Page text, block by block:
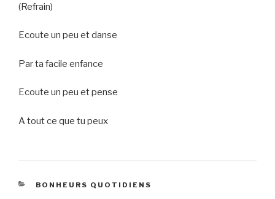
(Refrain)
Ecoute un peu et danse
Par ta facile enfance
Ecoute un peu et pense
A tout ce que tu peux
CATEGORIES
BONHEURS QUOTIDIENS